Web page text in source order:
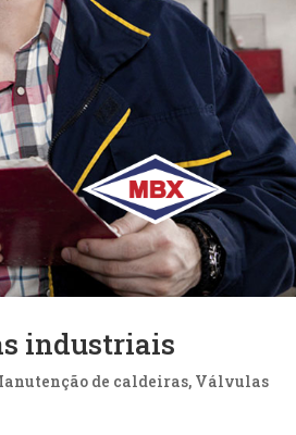
industriais
de caldeiras, Válvulas